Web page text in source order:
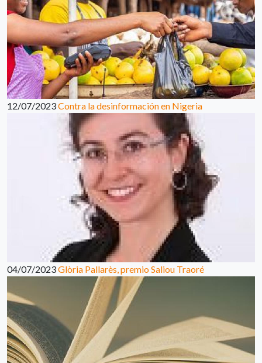
12/07/2023Contra la desinformación en Nigeria
04/07/2023Glòria Pallarès, premio Saliou Traoré